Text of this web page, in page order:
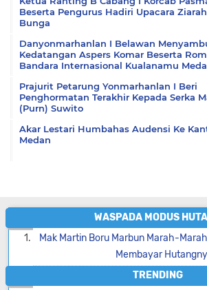
Beserta Pengurus Hadiri Upacara
Bunga
Danyonmarhanlan I Belawan
Kedatangan Aspers Komar Beserta
Bandara Internasional Kualanamu
Prajurit Petarung Yonmarhanlan I Beri
Penghormatan Terakhir Kepada Serka
(Purn) Suwito
Akar Lestari Humbahas Audensi Ke
Medan
WASPADA MODUS
Mak Martin Boru Marbun Marah-
Membayar
TRENDING